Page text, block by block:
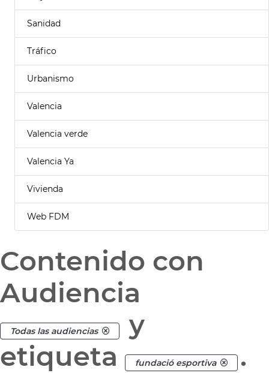
Sanidad
Tráfico
Urbanismo
Valencia
Valencia verde
Valencia Ya
Vivienda
Web FDM
Contenido con
Audiencia
Todas las audiencias
y
etiqueta
fundació esportiva .